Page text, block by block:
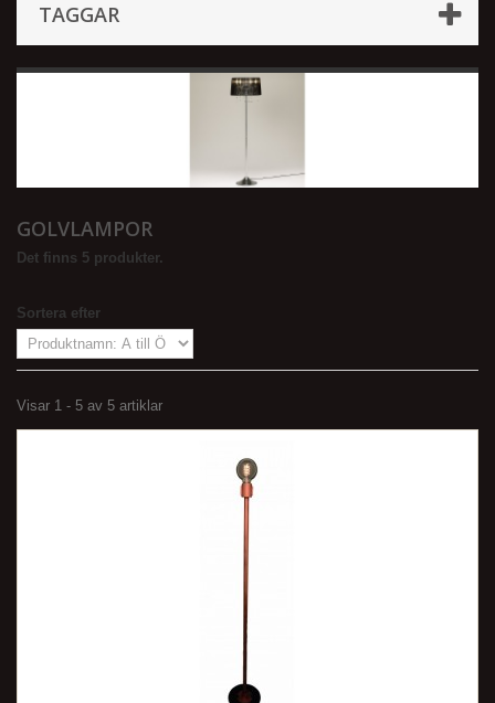
TAGGAR
GOLVLAMPOR
Det finns 5 produkter.
Sortera efter
Visar 1 - 5 av 5 artiklar